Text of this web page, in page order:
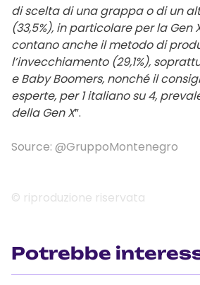
di scelta di una grappa o di un
(33,5%), in particolare per la Gen
contano anche il metodo di
l’invecchiamento (29,1%),
e Baby Boomers, nonché il
esperte, per 1 italiano su 4,
della Gen X”.
Source: @GruppoMontenegro
© riproduzione riservata
Potrebbe